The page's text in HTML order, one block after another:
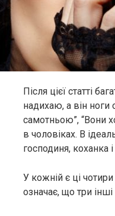
Після цієї статті
надихаю, а він ноги
самотньою”, “Вони
в чоловіках. В
господиня, коханка
У кожній є ці
означає, що три інші